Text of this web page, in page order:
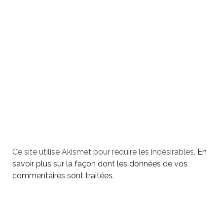
Ce site utilise Akismet pour réduire les indésirables. En
savoir plus sur la façon dont les données de vos
commentaires sont traitées.